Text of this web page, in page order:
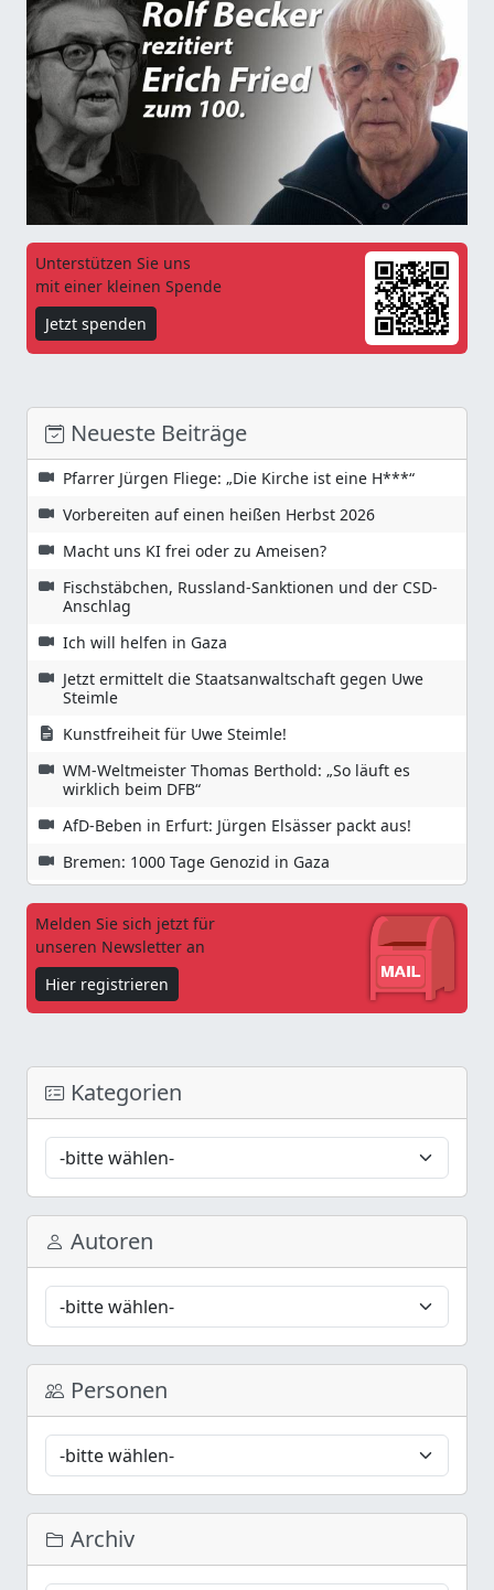
Unterstützen Sie uns
mit einer kleinen Spende
Jetzt spenden
Neueste Beiträge
Pfarrer Jürgen Fliege: „Die Kirche ist eine H***“
Vorbereiten auf einen heißen Herbst 2026
Macht uns KI frei oder zu Ameisen?
Fischstäbchen, Russland-Sanktionen und der CSD-
Anschlag
Ich will helfen in Gaza
Jetzt ermittelt die Staatsanwaltschaft gegen Uwe
Steimle
Kunstfreiheit für Uwe Steimle!
WM-Weltmeister Thomas Berthold: „So läuft es
wirklich beim DFB“
AfD-Beben in Erfurt: Jürgen Elsässer packt aus!
Bremen: 1000 Tage Genozid in Gaza
Melden Sie sich jetzt für
unseren Newsletter an
Hier registrieren
Kategorien
Autoren
Personen
Archiv